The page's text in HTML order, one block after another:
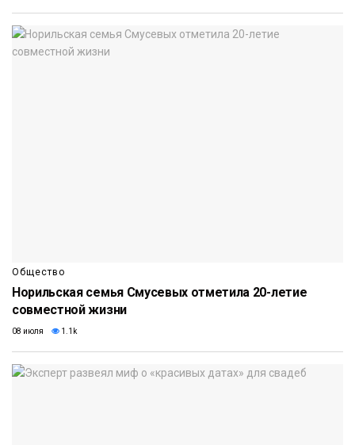
Общество
Норильская семья Смусевых отметила 20-летие
совместной жизни
08 июля 1.1k